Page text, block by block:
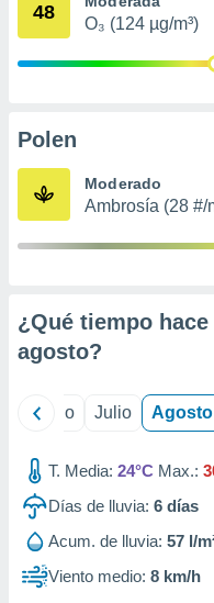
publicidad
de
1199
48
O₃ (124 µg/m³)
Polen
Moderado
Ambrosía (28 #/
¿Qué tiempo
agosto?
Junio Julio Agosto
T. Media: 24°C Max.:
Días de lluvia: 6 días
Acum. de lluvia: 57 l/
Viento medio: 8 km/h